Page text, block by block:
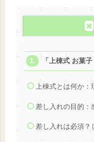
「上棟式 お菓
上棟式とは何か：
差し入れの目的：
差し入れは必須？